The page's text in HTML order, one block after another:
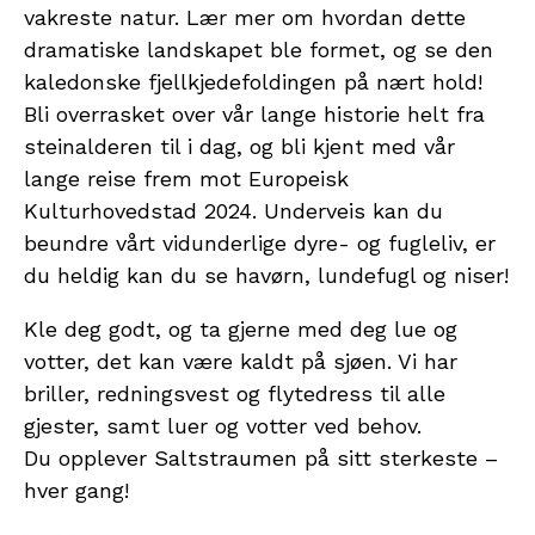
vakreste natur. Lær mer om hvordan dette
dramatiske landskapet ble formet, og se den
kaledonske fjellkjedefoldingen på nært hold!
Bli overrasket over vår lange historie helt fra
steinalderen til i dag, og bli kjent med vår
lange reise frem mot Europeisk
Kulturhovedstad 2024. Underveis kan du
beundre vårt vidunderlige dyre- og fugleliv, er
du heldig kan du se havørn, lundefugl og niser!
Kle deg godt, og ta gjerne med deg lue og
votter, det kan være kaldt på sjøen. Vi har
briller, redningsvest og flytedress til alle
gjester, samt luer og votter ved behov.
Du opplever Saltstraumen på sitt sterkeste –
hver gang!